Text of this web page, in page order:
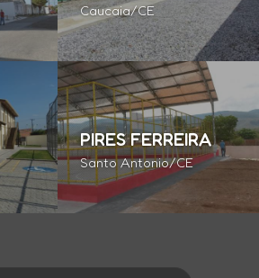
Caucaia/CE
PIRES FERREIRA
Santo Antonio/CE